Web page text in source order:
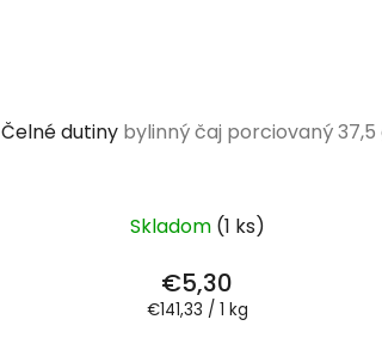
Čelné dutiny bylinný čaj porciovaný 37,5
Skladom (1 ks)
€5,30
Jednotková
€141,33 / 1 kg